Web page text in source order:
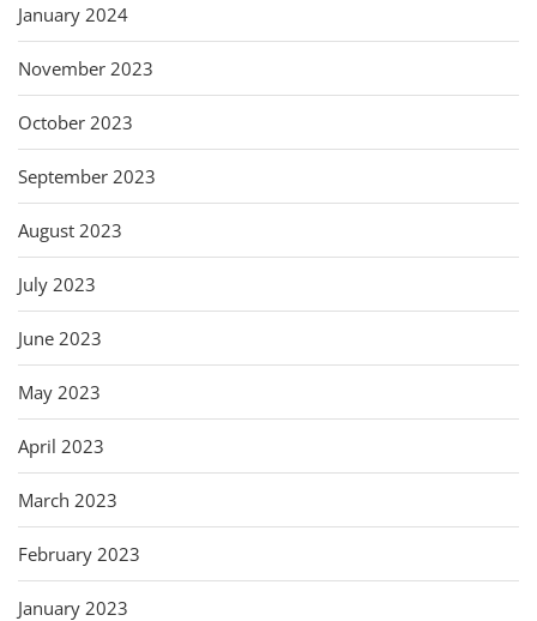
January 2024
November 2023
October 2023
September 2023
August 2023
July 2023
June 2023
May 2023
April 2023
March 2023
February 2023
January 2023